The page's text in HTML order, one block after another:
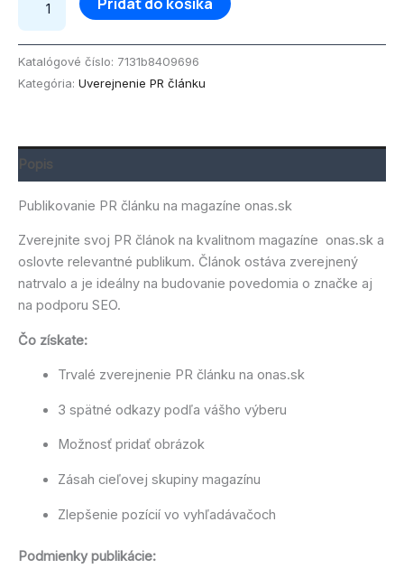
Katalógové číslo: 7131b8409696
Kategória: Uverejnenie PR článku
Popis
Publikovanie PR článku na magazíne onas.sk
Zverejnite svoj PR článok na kvalitnom magazíne onas.sk a
oslovte relevantné publikum. Článok ostáva zverejnený
natrvalo a je ideálny na budovanie povedomia o značke aj
na podporu SEO.
Čo získate:
Trvalé zverejnenie PR článku na onas.sk
3 spätné odkazy podľa vášho výberu
Možnosť pridať obrázok
Zásah cieľovej skupiny magazínu
Zlepšenie pozícií vo vyhľadávačoch
Podmienky publikácie: